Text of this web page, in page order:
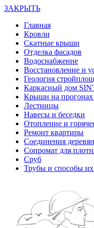
ЗАКРЫТЬ
Главная
Кровли
Скатные крыши
Отделка фасадов
Водоснабжение
Восстановление и
Геология
Каркасный дом
Крыши на
Лестницы
Навесы и беседки
Отопление и
Ремонт квартиры
Соединения
Сопромат для
Сруб
Трубы и способы